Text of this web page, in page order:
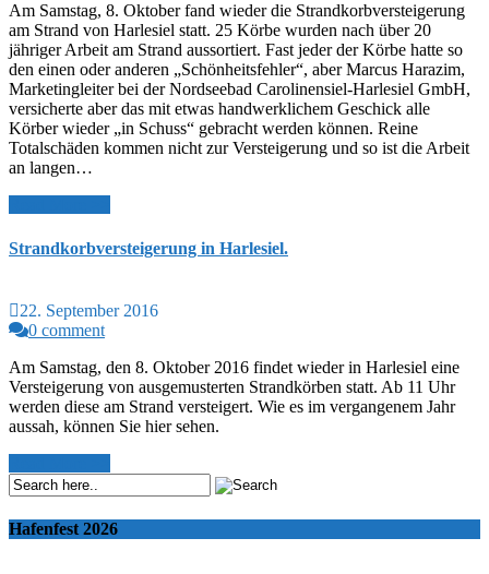
Am Samstag, 8. Oktober fand wieder die Strandkorbversteigerung
am Strand von Harlesiel statt. 25 Körbe wurden nach über 20
jähriger Arbeit am Strand aussortiert. Fast jeder der Körbe hatte so
den einen oder anderen „Schönheitsfehler“, aber Marcus Harazim,
Marketingleiter bei der Nordseebad Carolinensiel-Harlesiel GmbH,
versicherte aber das mit etwas handwerklichem Geschick alle
Körber wieder „in Schuss“ gebracht werden können. Reine
Totalschäden kommen nicht zur Versteigerung und so ist die Arbeit
an langen…
Strandkorbversteigerung in Harlesiel.
22. September 2016
0 comment
Am Samstag, den 8. Oktober 2016 findet wieder in Harlesiel eine
Versteigerung von ausgemusterten Strandkörben statt. Ab 11 Uhr
werden diese am Strand versteigert. Wie es im vergangenem Jahr
aussah, können Sie hier sehen.
Hafenfest 2026